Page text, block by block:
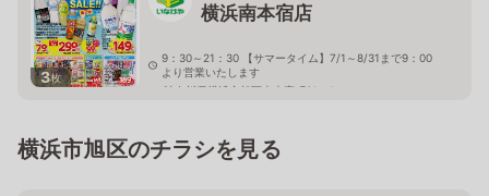
3枚
横浜南本宿店
9：30～21：30 【サマータイム】7/1～8/31まで9：00
より営業いたします
神奈川県横浜市旭区南本宿町31－1
横浜市旭区のチラシを見る